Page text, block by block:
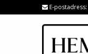
E-postadress: